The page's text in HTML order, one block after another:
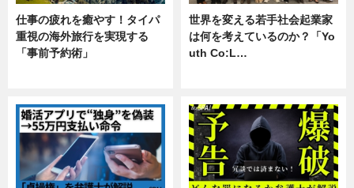
仕事の疲れを癒やす！タイパ
重視の海外旅行を実現する
「事前予約術」
世界を変える若手社会起業家
は何を考えているのか？「Yo
uth Co:L…